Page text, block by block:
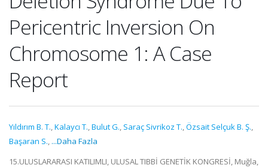
Pericentric Inversion On
Chromosome 1: A Case
Report
Yıldırım B. T.,Kalaycı T.,Bulut G., Saraç Sivrikoz T.,Özsait Selçuk B. Ş.,
Başaran S., ...Daha Fazla
15.ULUSLARARASI KATILIMLI, ULUSAL TIBBİ GENETİK KONGRESİ, Muğla,